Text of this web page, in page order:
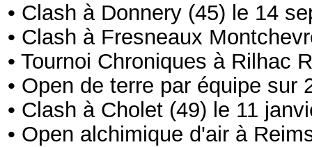
• Clash à Donnery (45) le 14
• Clash à Fresneaux
• Tournoi Chroniques à Rilhac
• Open de terre par équipe
• Clash à Cholet (49) le 11
• Open alchimique d'air à